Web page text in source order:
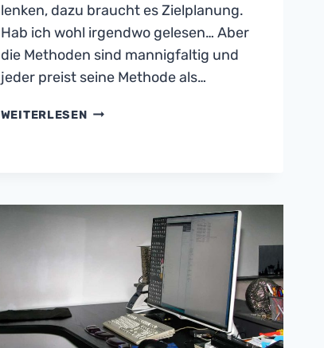
lenken, dazu braucht es Zielplanung.
Hab ich wohl irgendwo gelesen… Aber
die Methoden sind mannigfaltig und
jeder preist seine Methode als…
WEITERLESENZIELPLANUNG